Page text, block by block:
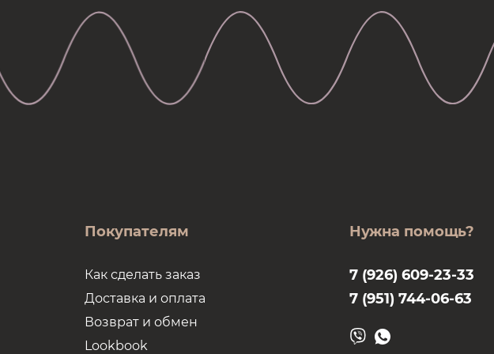
Покупателям
Как сделать заказ
Доставка и оплата
Возврат и обмен
Lookbook
Нужна помощь?
7 (926) 609-23-33
7 (951) 744-06-63